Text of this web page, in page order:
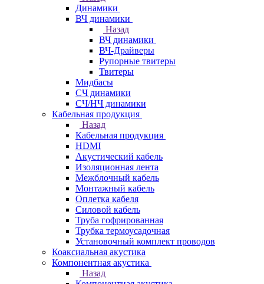
Динамики
ВЧ динамики
Назад
ВЧ динамики
ВЧ-Драйверы
Рупорные твитеры
Твитеры
Мидбасы
СЧ динамики
СЧ/НЧ динамики
Кабельная продукция
Назад
Кабельная продукция
HDMI
Акустический кабель
Изоляционная лента
Межблочный кабель
Монтажный кабель
Оплетка кабеля
Силовой кабель
Труба гофрированная
Трубка термоусадочная
Установочный комплект проводов
Коаксиальная акустика
Компонентная акустика
Назад